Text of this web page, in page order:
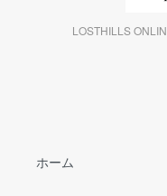
LOSTHILLS
ホーム